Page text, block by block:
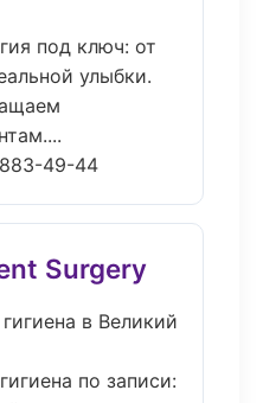
под ключ: от
улыбки.
49-44
Surgery
в Великий
по записи: